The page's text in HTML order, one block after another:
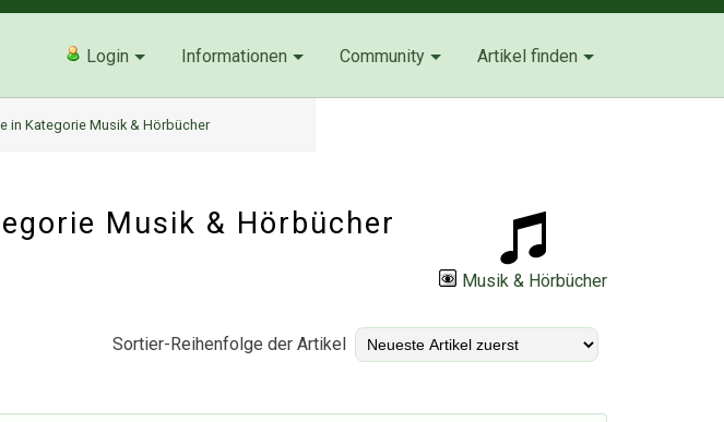
Login Informationen Community Artikel finden
in Kategorie Musik & Hörbücher
Musik & Hörbücher
Musik & Hörbücher
Sortier-Reihenfolge der Artikel